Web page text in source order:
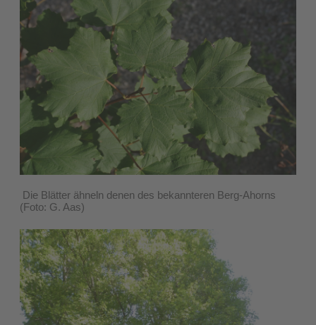
Die Blätter ähneln denen des bekannteren Berg-Ahorns
(Foto: G. Aas)